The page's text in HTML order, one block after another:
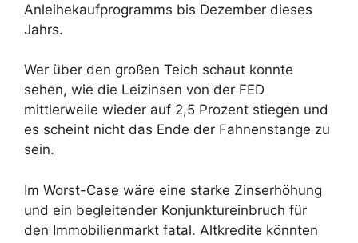
Anleihekaufprogramms bis Dezember dieses
Jahrs.
Wer über den großen Teich schaut konnte
sehen, wie die Leizinsen von der FED
mittlerweile wieder auf 2,5 Prozent stiegen und
es scheint nicht das Ende der Fahnenstange zu
sein.
Im Worst-Case wäre eine starke Zinserhöhung
und ein begleitender Konjunktureinbruch für
den Immobilienmarkt fatal. Altkredite könnten